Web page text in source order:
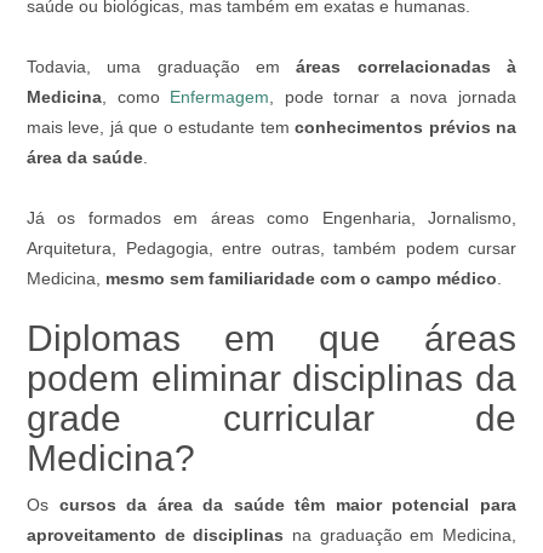
saúde ou biológicas, mas também em exatas e humanas.
Todavia, uma graduação emáreas correlacionadas à
Medicina , como Enfermagem , pode tornar a nova jornada
mais leve, já que o estudante tem conhecimentos prévios na
área da saúde
Já os formados em áreas como Engenharia, Jornalismo,
Arquitetura, Pedagogia, entre outras, também podem cursar
Medicina, mesmo sem familiaridade com o campo médico
Diplomas em que áreas
podem eliminar disciplinas da
grade curricular de
Medicina?
Os cursos da área da saúde têm maior potencial para
aproveitamento de disciplinas na graduação em Medicina,